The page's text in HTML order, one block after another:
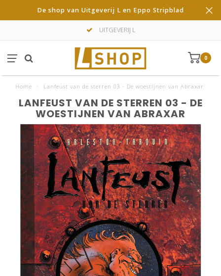
De shop van Uitgeverij L en Eppo Stripblad
UITGEVERIJ L
0
Home Lanfeust van de sterren 03 - De woestijnen van Abraxar
LANFEUST VAN DE STERREN 03 - DE
WOESTIJNEN VAN ABRAXAR